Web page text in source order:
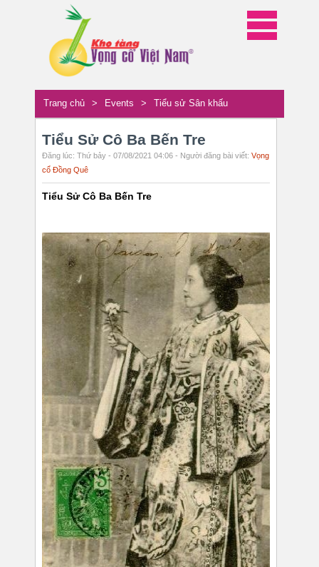
Trang chủ > Events > Tiểu sử Sân khấu
Tiểu Sử Cô Ba Bến Tre
Đăng lúc: Thứ bảy - 07/08/2021 04:06 - Người đăng bài viết: Vọng
cổ Đồng Quê
Tiểu Sử Cô Ba Bến Tre